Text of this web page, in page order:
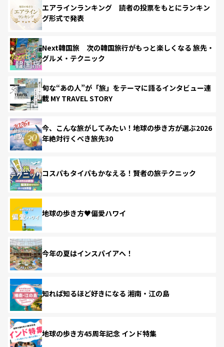
エアラインランキング 読者の投票をもとにランキン
グ形式で発表
Next韓国旅 次の韓国旅行がもっと楽しくなる 旅先・
グルメ・テクニック
旬な“あの人”が「旅」をテーマに語るインタビュー連
載 MY TRAVEL STORY
今、こんな旅がしてみたい！地球の歩き方が選ぶ2026
年絶対行くべき旅先30
コスパもタイパもかなえる！賢者の旅テクニック
地球の歩き方♥偏愛ハワイ
今年の夏はインスパイアへ！
知れば知るほど好きになる 湘南・江の島
地球の歩き方45周年記念 インド特集